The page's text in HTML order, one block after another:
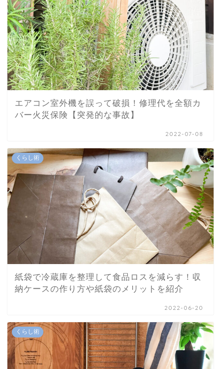
エアコン室外機を誤って破損！修理代を全額カ
バー火災保険【突発的な事故】
2022-07-08
くらし術
紙袋で冷蔵庫を整理して食品ロスを減らす！収
納ケースの作り方や紙袋のメリットを紹介
2022-06-20
くらし術